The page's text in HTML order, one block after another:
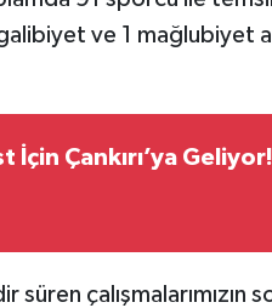
ve 1 mağlubiyet
İçin Çankırı’ya Geliyor!
çalışmalarımızın